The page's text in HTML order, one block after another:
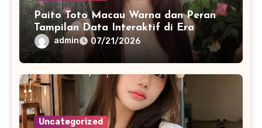
Paito Toto Macau Warna dan Peran
Tampilan Data Interaktif di Era
Informasi Digital Modern
admin 07/21/2026
Uncategorized